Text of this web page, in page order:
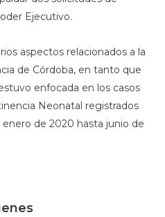
Ejecutivo.
aspectos relacionados a la
de Córdoba, en tanto que
enfocada en los casos
Neonatal registrados
de 2020 hasta junio de